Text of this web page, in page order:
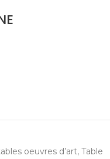
oeuvres d’art, Table